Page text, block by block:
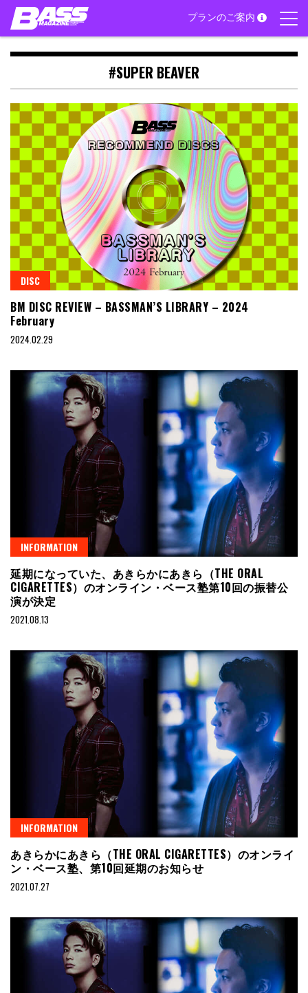
Skip
content
プランのご案内
#SUPER BEAVER
DISC
BM DISC REVIEW – BASSMAN’S LIBRARY – 2024
February
2024.02.29
INFORMATION
延期になっていた、あきらかにあきら（THE ORAL
CIGARETTES）のオンライン・ベース塾第10回の振替公
演が決定
2021.08.13
INFORMATION
あきらかにあきら（THE ORAL CIGARETTES）のオンライ
ン・ベース塾、第10回延期のお知らせ
2021.07.27